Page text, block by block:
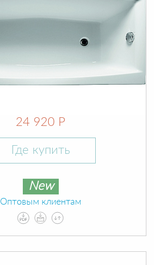
24 920 Р
Где купить
New
Оптовым клиентам